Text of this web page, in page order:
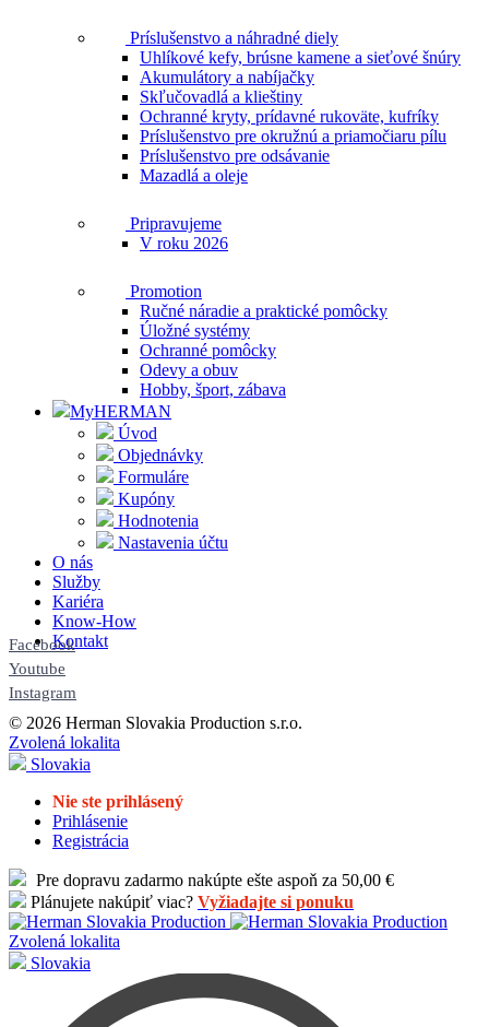
Príslušenstvo a náhradné diely
Uhlíkové kefy, brúsne kamene a sieťové šnúry
Akumulátory a nabíjačky
Skľučovadlá a klieštiny
Ochranné kryty, prídavné rukoväte, kufríky
Príslušenstvo pre okružnú a priamočiaru pílu
Príslušenstvo pre odsávanie
Mazadlá a oleje
Pripravujeme
V roku 2026
Promotion
Ručné náradie a praktické pomôcky
Úložné systémy
Ochranné pomôcky
Odevy a obuv
Hobby, šport, zábava
MyHERMAN
Úvod
Objednávky
Formuláre
Kupóny
Hodnotenia
Nastavenia účtu
O nás
Služby
Kariéra
Know-How
Kontakt
Facebook
Youtube
Instagram
© 2026 Herman Slovakia Production s.r.o.
Zvolená lokalita
Slovakia
Nie ste prihlásený
Prihlásenie
Registrácia
Pre dopravu zadarmo nakúpte ešte aspoň za 50,00 €
Plánujete nakúpiť viac? Vyžiadajte si ponuku
Zvolená lokalita
Slovakia